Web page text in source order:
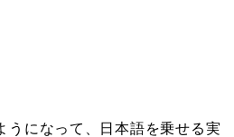
うになって、日本語を乗せる実